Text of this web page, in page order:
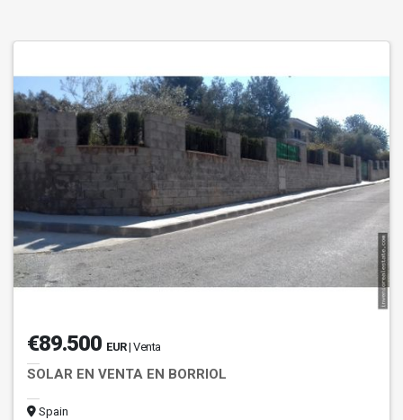
€89.500 EUR| Venta
SOLAR EN VENTA EN BORRIOL
Spain